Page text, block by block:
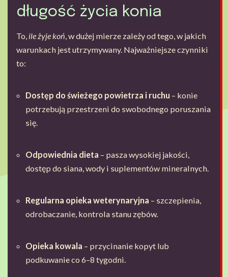
długość życia konia
To, ile żyje koń, w dużej mierze zależy od tego, w jakich
warunkach jest utrzymywany. Najważniejsze czynniki
to:
Dostęp do świeżego powietrza i ruchu – konie
potrzebują przestrzeni do swobodnego poruszania
się.
Odpowiednia dieta – pasza wysokiej jakości,
dostęp do siana, wody i suplementów mineralnych.
Regularna opieka weterynaryjna – szczepienia,
odrobaczanie, kontrola stanu zębów.
Opieka kowala – przycinanie kopyt lub
podkuwanie co 6–8 tygodni.